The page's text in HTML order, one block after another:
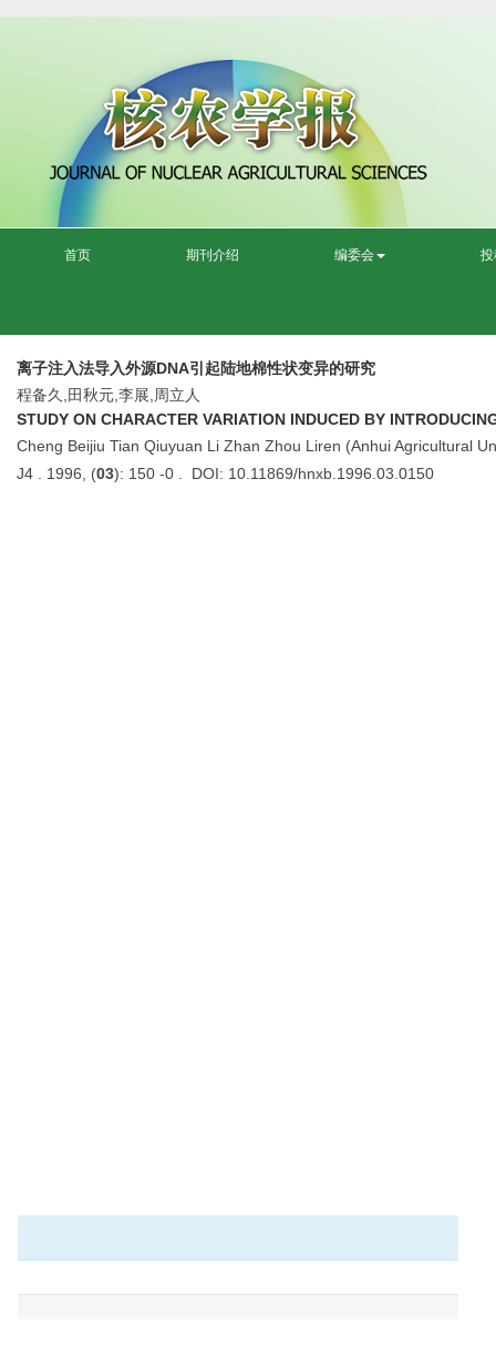
首页 期刊介绍 编委会
离子注入法导入外源DNA引起陆地棉性状变异的研究
程备久,田秋元,李展,周立人
STUDY ON CHARACTER VARIATION INDUCED BY
Cheng Beijiu Tian Qiuyuan Li Zhan Zhou Liren (Anhui Agricultural
J4 . 1996, (03): 150 -0 . DOI: 10.11869/hnxb.1996.03.0150